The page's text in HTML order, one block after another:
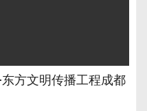
方文明传播工程成都